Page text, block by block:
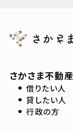
さかさま不動
借りたい人
貸したい人
行政の方